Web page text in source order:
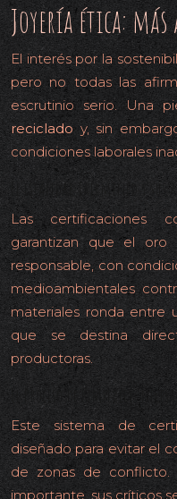
Joyería ética:
El interés por la
pero no todas las
escrutinio serio. Una
reciclado y, sin
condiciones laborales
El estándar Fairmined y sus
Las certificaciones
garantizan que el oro
responsable, con
medioambientales
materiales ronda entre
que se destina
productoras.
El Proceso de Kimberley:
Este sistema de
diseñado para evitar el
de zonas de conflicto.
importante, sus críticos